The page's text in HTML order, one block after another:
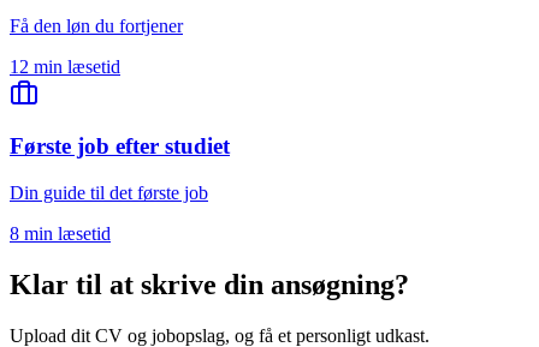
Få den løn du fortjener
12 min læsetid
Første job efter studiet
Din guide til det første job
8 min læsetid
Klar til at skrive din ansøgning?
Upload dit CV og jobopslag, og få et personligt udkast.